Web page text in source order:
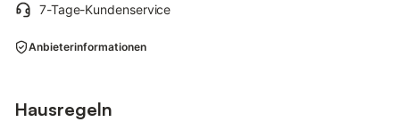
7-Tage-Kundenservice
Anbieterinformationen
Hausregeln